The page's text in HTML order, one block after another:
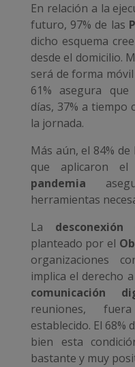
En relación a la
futuro, 97% de las
dicho esquema
desde el domicilio.
será de forma
61% asegura
días, 37% a tiempo
la jornada.
Más aún, el 84%
que aplicaron el
pandemia
herramientas
La
planteado por el
organizaciones
implica el derecho
comunicación
reuniones,
establecido. El 68%
bien esta
bastante y muy